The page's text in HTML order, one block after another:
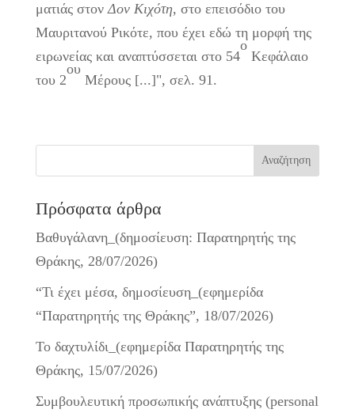
ματιάς στονΔον Κιχότη, στο επεισόδιο του
Μαυριτανού Ρικότε, που έχει εδώ τη μορφή της
ειρωνείας και αναπτύσσεται στο 54
ο
Κεφάλαιο
του 2
ου
Μέρους [...]", σελ. 91.
Πρόσφατα άρθρα
Βαθυγάλανη_(δημοσίευση: Παρατηρητής της
Θράκης, 28/07/2026)
“Τι έχει μέσα, δημοσίευση_(εφημερίδα
“Παρατηρητής της Θράκης”, 18/07/2026)
Το δαχτυλίδι_(εφημερίδα Παρατηρητής της
Θράκης, 15/07/2026)
Συμβουλευτική προσωπικής ανάπτυξης (personal